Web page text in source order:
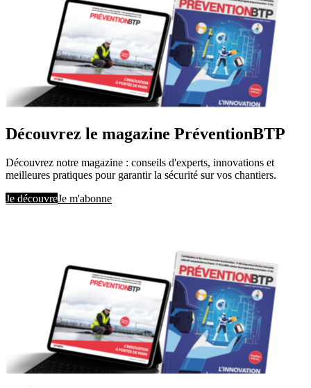
Découvrez le magazine PréventionBTP
Découvrez notre magazine : conseils d'experts, innovations et
meilleures pratiques pour garantir la sécurité sur vos chantiers.
Je découvreJe m'abonne